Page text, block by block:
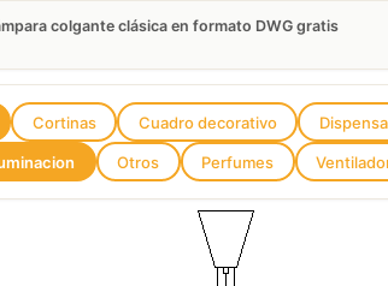
colgante clásica en formato DWG gratis
Cortinas Cuadro decorativo
Otros Perfumes